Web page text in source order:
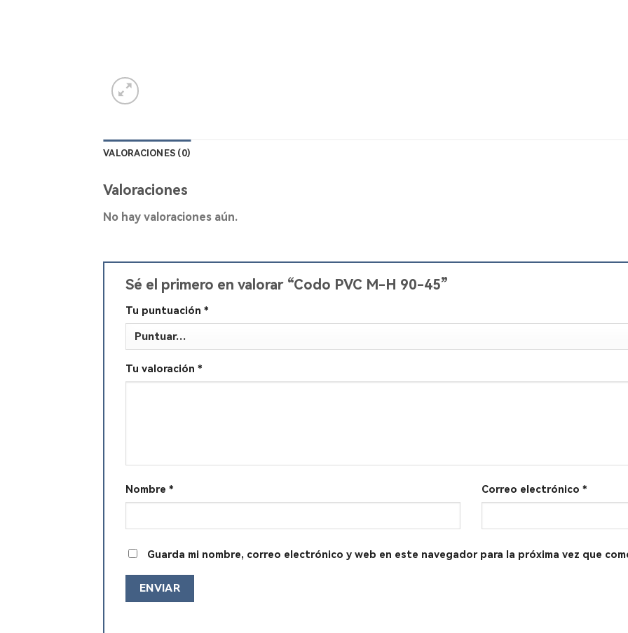
VALORACIONES (0)
Valoraciones
No hay valoraciones aún.
Sé el primero en valorar “Codo PVC M-H 90-45”
Tu puntuación *
Tu valoración *
Nombre * Correo electrónico *
Guarda mi nombre, correo electrónico y web en este navegador para la próxima vez que